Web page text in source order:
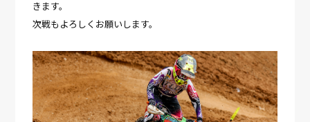
きます。
次戦もよろしくお願いします。